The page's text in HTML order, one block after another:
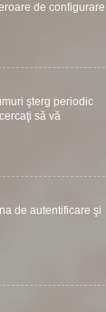
de configurare
şterg periodic
să vă
de autentificare şi